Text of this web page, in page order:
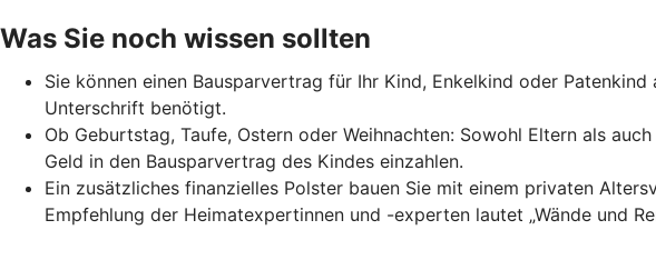
Was Sie noch wissen sollten
Sie können einen Bausparvertrag für Ihr Kind, Enkelkind oder
Unterschrift benötigt.
Ob Geburtstag, Taufe, Ostern oder Weihnachten: Sowohl Eltern als
Geld in den Bausparvertrag des Kindes einzahlen.
Ein zusätzliches finanzielles Polster bauen Sie mit einem privaten
Empfehlung der Heimatexpertinnen und -experten lautet „Wände und